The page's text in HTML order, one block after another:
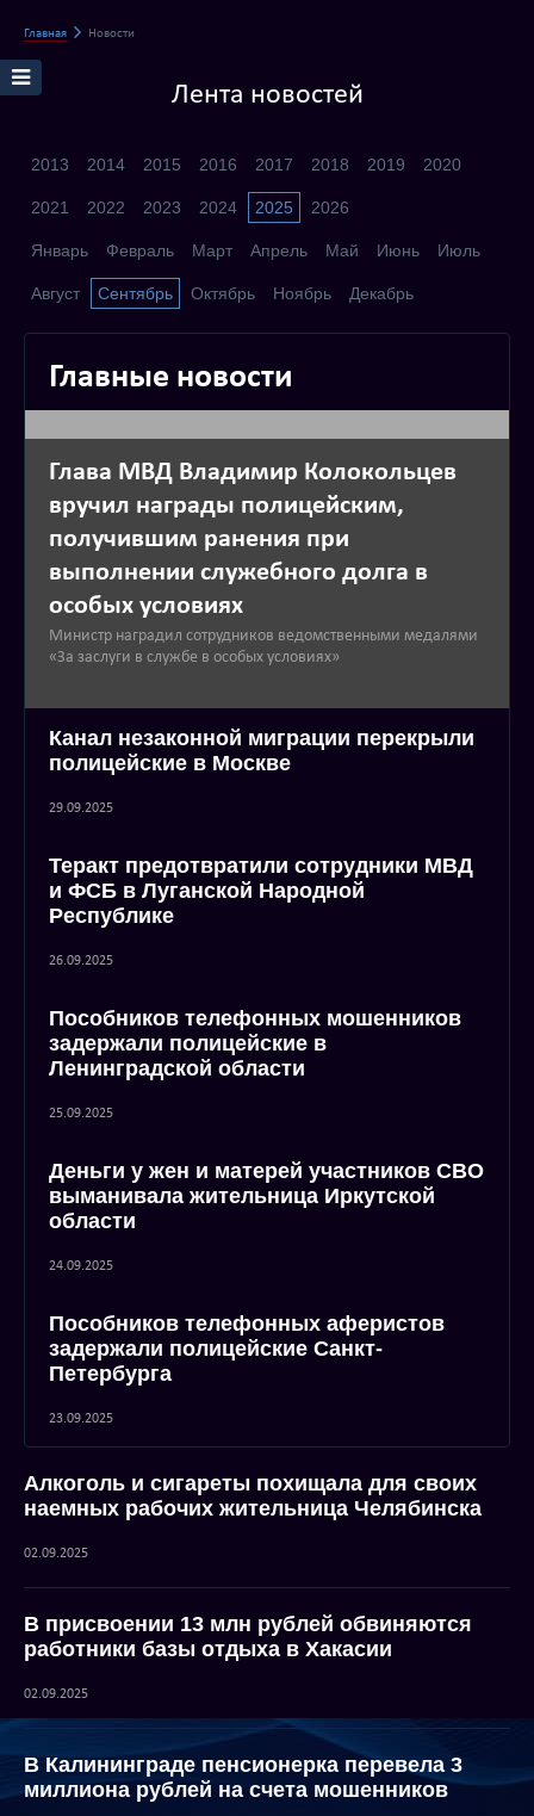
Главная Новости
Лента новостей
2013 2014 2015 2016 2017 2018 2019 2020
2021 2022 2023 2024 2025 2026
Январь Февраль Март Апрель Май Июнь Июль
Август Сентябрь Октябрь Ноябрь Декабрь
Главные новости
Глава МВД Владимир Колокольцев
вручил награды полицейским,
получившим ранения при
выполнении служебного долга в
особых условиях
Министр наградил сотрудников ведомственными медалями
«За заслуги в службе в особых условиях»
Канал незаконной миграции перекрыли
полицейские в Москве
29.09.2025
Теракт предотвратили сотрудники МВД
и ФСБ в Луганской Народной
Республике
26.09.2025
Пособников телефонных мошенников
задержали полицейские в
Ленинградской области
25.09.2025
Деньги у жен и матерей участников СВО
выманивала жительница Иркутской
области
24.09.2025
Пособников телефонных аферистов
задержали полицейские Санкт-
Петербурга
23.09.2025
Алкоголь и сигареты похищала для своих
наемных рабочих жительница Челябинска
02.09.2025
В присвоении 13 млн рублей обвиняются
работники базы отдыха в Хакасии
02.09.2025
В Калининграде пенсионерка перевела 3
миллиона рублей на счета мошенников